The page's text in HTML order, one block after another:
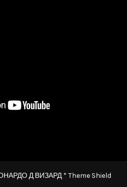
Д ВИЗАРД * Theme Shield